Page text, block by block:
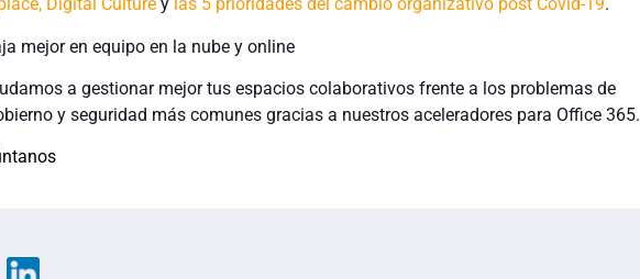
mejor en equipo en la nube y online
a gestionar mejor tus espacios colaborativos frente a los problemas de
y seguridad más comunes gracias a nuestros aceleradores para Office 365.